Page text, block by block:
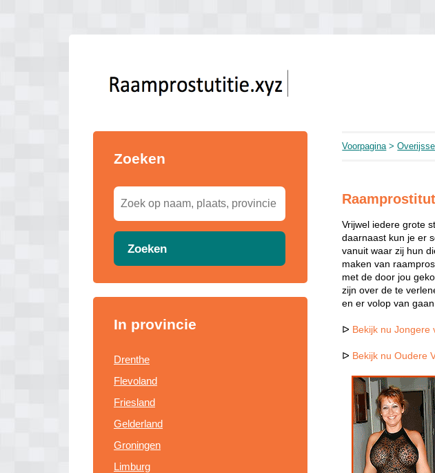
Zoeken
Zoeken
In provincie
Drenthe
Flevoland
Friesland
Gelderland
Groningen
Limburg
Voorpagina>Overijssel
Vrijwel iedere grote
daarnaast kun je er
vanuit waar zij hun
maken van
met de door jou
zijn over de te
en er volop van
ᐅ Bekijk nu Jongere
ᐅ Bekijk nu Oudere